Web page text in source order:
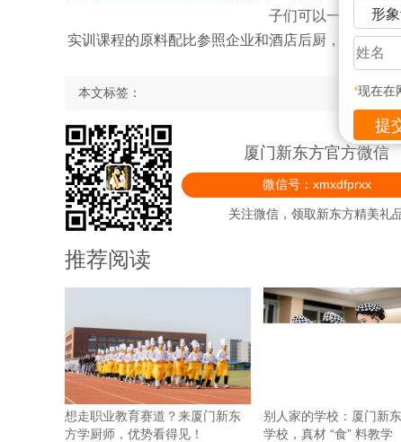
形
*现在在
子们可以一边动手操
实训课程的原料配比参照企业和酒店后厨，让学子
本文标签：
厦门新东方官方微信
微信号：xmxdfprxx
关注微信，领取新东方精美礼
推荐阅读
想走职业教育赛道？来厦门新东
方学厨师，优势看得见！
别人家的学校：厦门新
学校，真材 “食” 料教学